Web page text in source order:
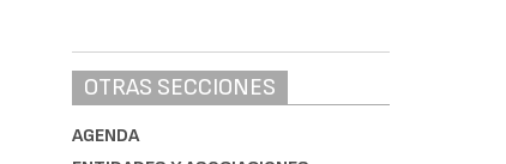
OTRAS SECCIONES
AGENDA